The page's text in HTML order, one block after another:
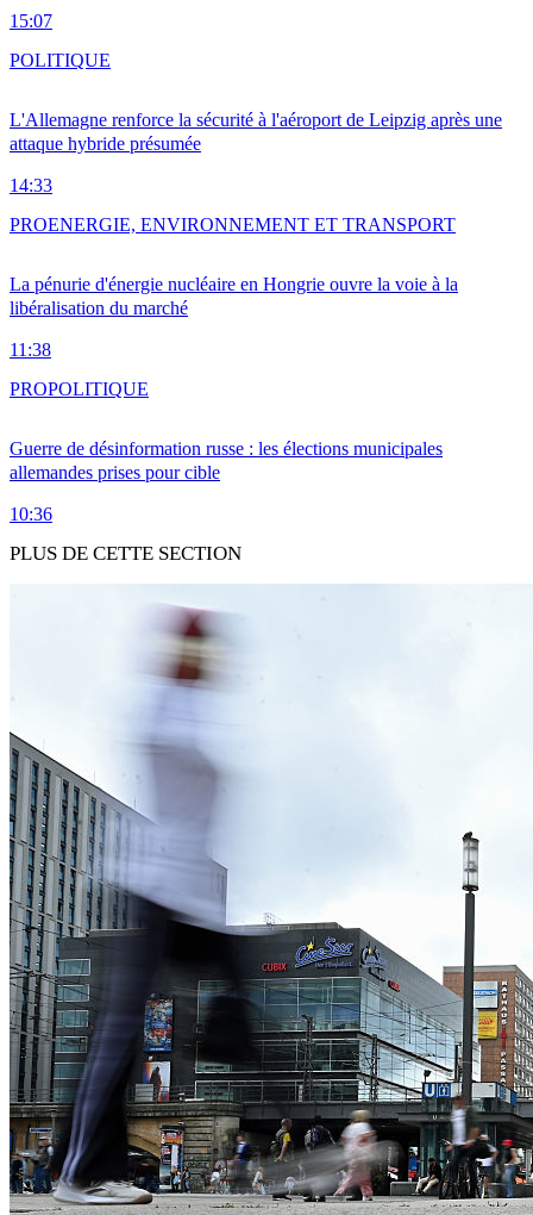
15:07
L'Allemagne renforce la sécurité à l'aéroport de Leipzig après une
attaque hybride présumée
14:33
POLITIQUE
La pénurie d'énergie nucléaire en Hongrie ouvre la voie à la
libéralisation du marché
11:38
PROENERGIE, ENVIRONNEMENT ET TRANSPORT
Guerre de désinformation russe : les élections municipales
allemandes prises pour cible
10:36
PROPOLITIQUE
PLUS DE CETTE SECTION